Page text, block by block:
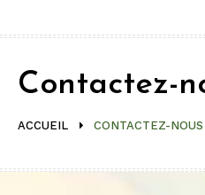
ACCUEIL CONTACTEZ-NOUS
Contactez-